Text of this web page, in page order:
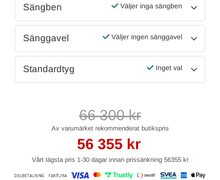
Sängben Väljer inga sängben
Sänggavel Väljer ingen sänggavel
Standardtyg Inget val
66 300kr
56 355 kr
Vårt lägsta pris 1-30 dagar innan prissänkning 56355 kr